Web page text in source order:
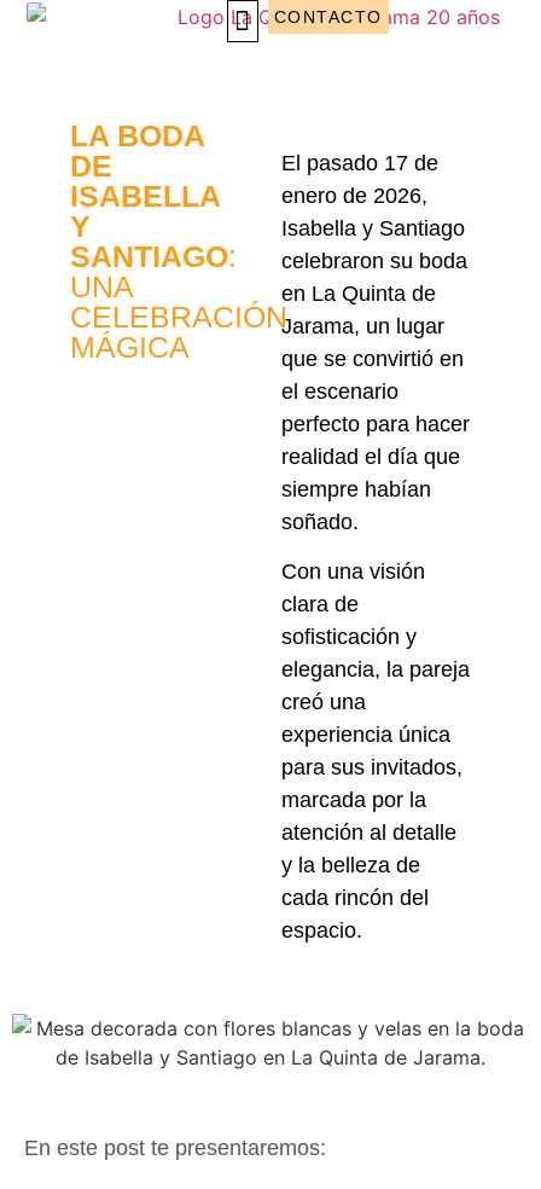
CONTACTO
LA BODA
DE
ISABELLA
Y
SANTIAGO:
UNA
CELEBRACIÓN
MÁGICA
El pasado 17 de
enero de 2026,
Isabella y Santiago
celebraron su boda
en La Quinta de
Jarama, un lugar
que se convirtió en
el escenario
perfecto para hacer
realidad el día que
siempre habían
soñado.
Con una visión
clara de
sofisticación y
elegancia, la pareja
creó una
experiencia única
para sus invitados,
marcada por la
atención al detalle
y la belleza de
cada rincón del
espacio.
En este post te presentaremos: